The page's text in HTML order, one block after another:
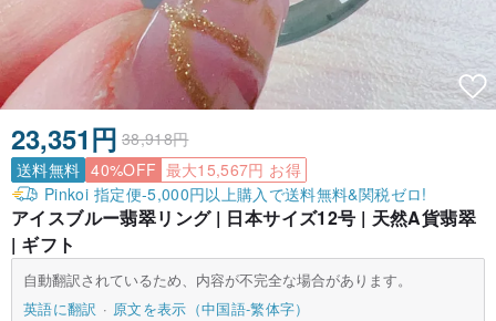
23,351円 38,918円
送料無料 40%OFF 最大15,567円 お得
Pinkoi 指定便-5,000円以上購入で送料無料&関税ゼロ!
アイスブルー翡翠リング | 日本サイズ12号 | 天然A貨翡翠
| ギフト
自動翻訳されているため、内容が不完全な場合があります。
英語に翻訳
原文を表示（中国語-繁体字）